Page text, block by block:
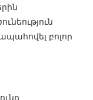
բոլոր